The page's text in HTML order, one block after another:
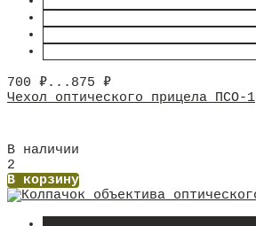
700 ₽... 875 ₽
Чехол оптического прицела ПСО-1
В наличии
2
В корзину